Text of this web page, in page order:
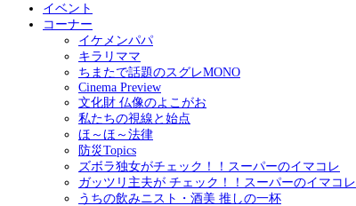
イベント
コーナー
イケメンパパ
キラリママ
ちまたで話題のスグレMONO
Cinema Preview
文化財 仏像のよこがお
私たちの視線と始点
ほ～ほ～法律
防災Topics
ズボラ独女がチェック！！スーパーのイマコレ
ガッツリ主夫が チェック！！スーパーのイマコレ
うちの飲みニスト・酒美 推しの一杯